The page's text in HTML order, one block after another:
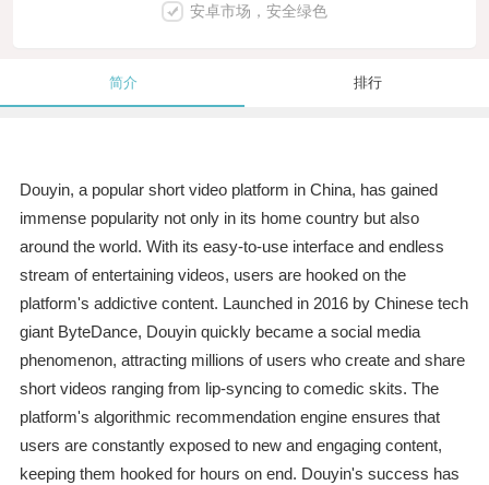
安卓市场，安全绿色
简介 排行
Douyin, a popular short video platform in China, has gained
immense popularity not only in its home country but also
around the world. With its easy-to-use interface and endless
stream of entertaining videos, users are hooked on the
platform's addictive content. Launched in 2016 by Chinese tech
giant ByteDance, Douyin quickly became a social media
phenomenon, attracting millions of users who create and share
short videos ranging from lip-syncing to comedic skits. The
platform's algorithmic recommendation engine ensures that
users are constantly exposed to new and engaging content,
keeping them hooked for hours on end. Douyin's success has